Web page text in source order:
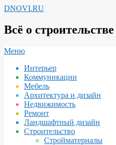
Перейти
содержимому
DNOVI.RU
Всё о
Вторичное
навигации
Меню
Интерьер
Коммуникации
Мебель
Архитектура и дизайн
Недвижимость
Ремонт
Ландшафтный дизайн
Строительство
Стройматериалы